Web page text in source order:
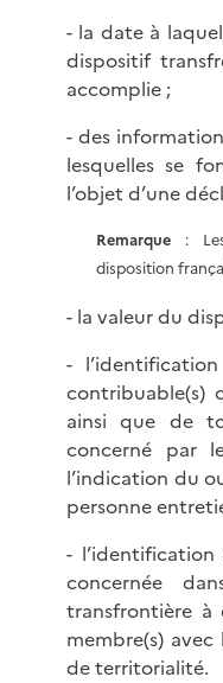
- la date à
dispositif
accomplie ;
- des
lesquelles se
l’objet d’une
Remarque: Les
disposition
- la valeur du
-
contribuable(s)
ainsi que de
concerné par
l’indication du
personne
-
concernée
transfrontière à
membre(s)
de territorialité.